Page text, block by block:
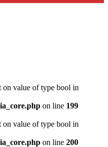
on value of type bool in
on line 199
on value of type bool in
on line 200